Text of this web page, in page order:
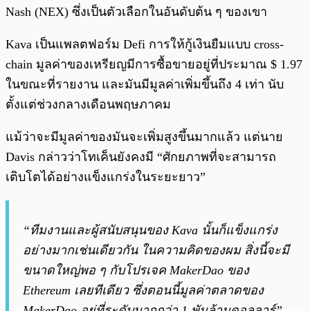
Nash (NEX) ซึ่งเป็นตัวเลือกในอันดับต้น ๆ ของเขา
Kava เป็นแพลตฟอร์ม Defi การให้กู้เงินยืมแบบ cross-
chain มูลค่าของเหรียญมีการซื้อขายอยู่ที่ประมาณ $ 1.97
ในขณะที่รายงาน และมันมีมูลค่าเพิ่มขึ้นถึง 4 เท่า นับ
ตั้งแต่ช่วงกลางเดือนพฤษภาคม
แม้ว่าจะมีมูลค่าของมันจะเพิ่มสูงขึ้นมากแล้ว แต่นาย
Davis กล่าวว่าโทเค็นยังคงมี “ศักยภาพที่จะสามารถ
เติบโตได้อย่างแข็งแกร่งในระยะยาว”
“ทีมงานและผู้สนับสนุนของ Kava นั้นก็แข็งแกร่ง
อย่างมากเช่นเดียวกัน ในความคิดของผม สิ่งนี้จะมี
ขนาดใหญ่พอ ๆ กับโปรเจค MakerDao ของ
Ethereum เลยทีเดียว ซึ่งตอนนี้มูลค่าตลาดของ